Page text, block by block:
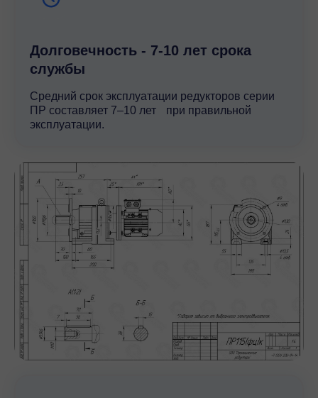
Долговечность - 7-10 лет срока
службы
Средний срок эксплуатации редукторов серии
ПР составляет 7–10 лет при правильной
эксплуатации.